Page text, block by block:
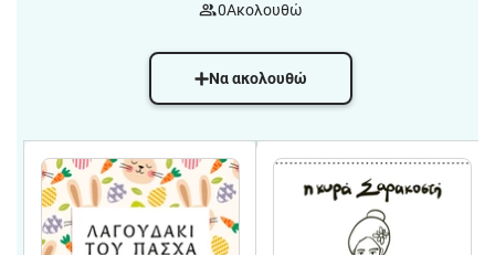
0Ακολουθώ
Να ακολουθώ